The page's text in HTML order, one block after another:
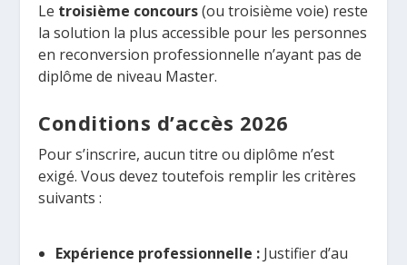
Le troisième concours(ou troisième voie) reste
la solution la plus accessible pour les personnes
en reconversion professionnelle n’ayant pas de
diplôme de niveau Master.
Conditions d’accès 2026
Pour s’inscrire, aucun titre ou diplôme n’est
exigé. Vous devez toutefois remplir les critères
suivants :
Expérience professionnelle :Justifier d’au